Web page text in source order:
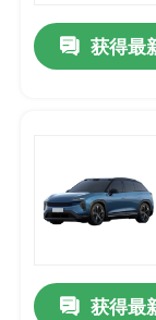
联系我们
应用案例
DC-直流轴流
获得最
获得最